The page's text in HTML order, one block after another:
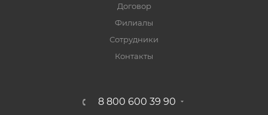
Договор
Филиалы
Сотрудники
Контакты
8 800 600 39 90